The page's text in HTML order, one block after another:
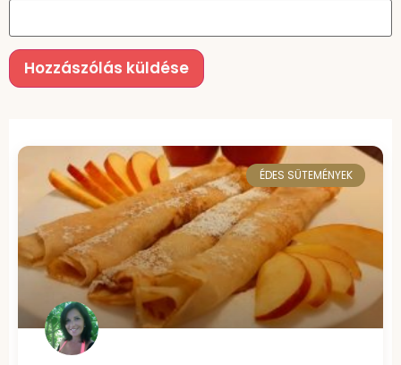
ÉDES SÜTEMÉNYEK